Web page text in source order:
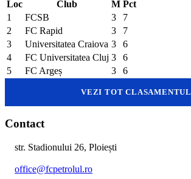
Loc Club M Pct
1
FCSB 3
7
2
FC Rapid 3
7
3
Universitatea Craiova 3
6
4
FC Universitatea Cluj 3
6
5
FC Argeș 3 6
VEZI TOT CLASAMENTUL
Contact
str. Stadionului 26, Ploiești
office@fcpetrolul.ro